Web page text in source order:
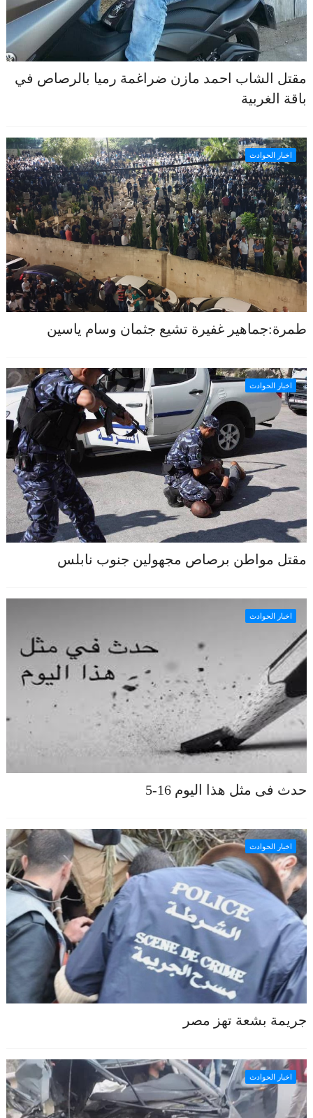
مقتل الشاب احمد مازن ضراغمة رميا بالرصاص في
باقة الغربية
اخبار الحوادث
طمرة:جماهير غفيرة تشيع جثمان وسام ياسين
اخبار الحوادث
مقتل مواطن برصاص مجهولين جنوب نابلس
اخبار الحوادث
حدث فى مثل هذا اليوم 16-5
اخبار الحوادث
جريمة بشعة تهز مصر
اخبار الحوادث